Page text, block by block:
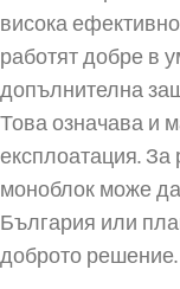
висока
работят добре в
допълнителна
Това означава и
експлоатация.
моноблок може
България или
доброто решение.